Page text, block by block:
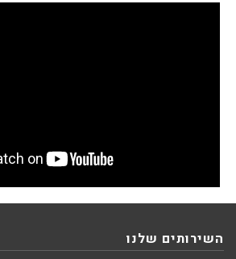
השירותים שלנו